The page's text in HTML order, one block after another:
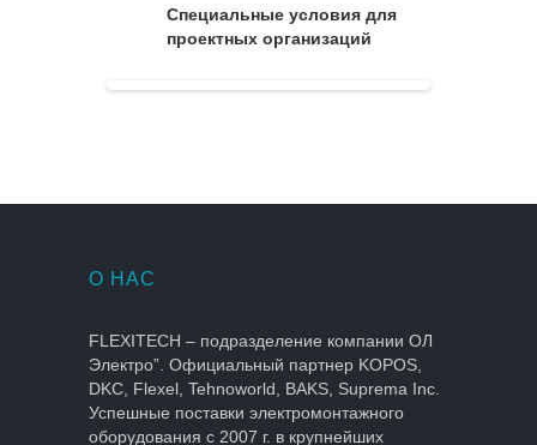
Специальные условия для
проектных организаций
О НАС
FLEXITECH – подразделение компании ОЛ
Электро”. Официальный партнер KOPOS,
DKC, Flexel, Tehnoworld, BAKS, Suprema Inc.
Успешные поставки электромонтажного
оборудования с 2007 г. в крупнейших